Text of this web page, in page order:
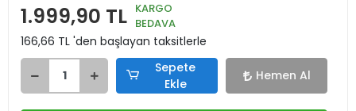
1.999,90 TL KARGO
BEDAVA
166,66 TL 'den başlayan taksitlerle
Sepete
Ekle
Hemen Al